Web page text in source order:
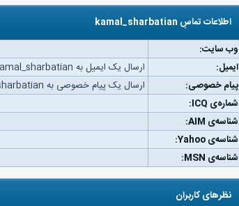
اطلاعات تماسِ kamal_sharbatian
وب‌ سایت:
ایمیل:
ارسال یک ایمیل به kamal_sharbatian.
پیام خصوصی:
ارسال یک پیام خصوصی به kamal_sharbatian.
شماره‌ی ICQ:
شناسه‌ی AIM:
شناسه‌ی Yahoo:
شناسه‌ی MSN:
نظرهای کاربران